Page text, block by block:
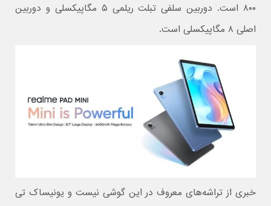
۸۰۰ است. دوربین سلفی تبلت ریلمی ۵ مگاپیکسلی و دوربین
اصلی ۸ مگاپیکسلی است.
خبری از تراشه‌های معروف در این گوشی نیست و یونیساک تی